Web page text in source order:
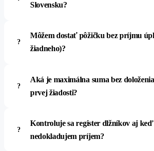
Slovensku?
Môžem dostať pôžičku bez príjmu
žiadneho)?
Aká je maximálna suma bez
prvej žiadosti?
Kontroluje sa register dlžníkov aj keď
nedokladujem príjem?